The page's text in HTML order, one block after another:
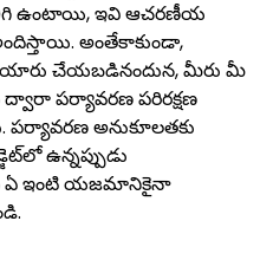
కలిగి ఉంటాయి, ఇవి ఆచరణీయ
అంతేకాకుండా,
చేయబడినందున, మీరు మీ
ద్వారా పర్యావరణ పరిరక్షణ
అనుకూలతకు
ఉన్నప్పుడు
ఏ ఇంటి యజమానికైనా